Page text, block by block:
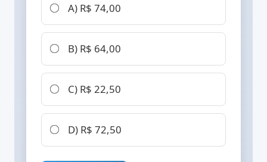
A) R$ 74,00
B) R$ 64,00
C) R$ 22,50
D) R$ 72,50